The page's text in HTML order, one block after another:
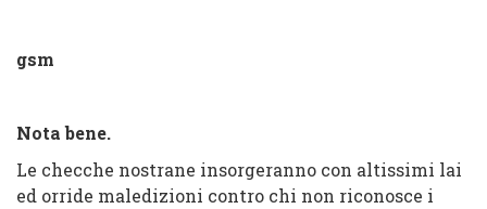
gsm
Nota bene.
Le checche nostrane insorgeranno con altissimi lai
ed orride maledizioni contro chi non riconosce i